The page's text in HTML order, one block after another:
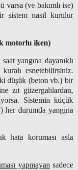
varsa (ve bakımlı ise)
sistem nasıl kurulur
motorlu iken)
yangına dayanıklı
esnetebilirsiniz.
düşük (beton vb.) bir
zıt güzergahlardan,
Sistemin küçük
her durumda yangına
hata koruması asla
yapmayan sadece